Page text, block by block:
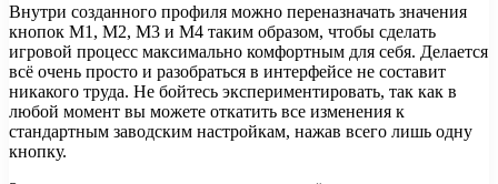
Внутри созданного профиля можно переназначать значения
кнопок M1, M2, M3 и M4 таким образом, чтобы сделать
игровой процесс максимально комфортным для себя. Делается
всё очень просто и разобраться в интерфейсе не составит
никакого труда. Не бойтесь экспериментировать, так как в
любой момент вы можете откатить все изменения к
стандартным заводским настройкам, нажав всего лишь одну
кнопку.